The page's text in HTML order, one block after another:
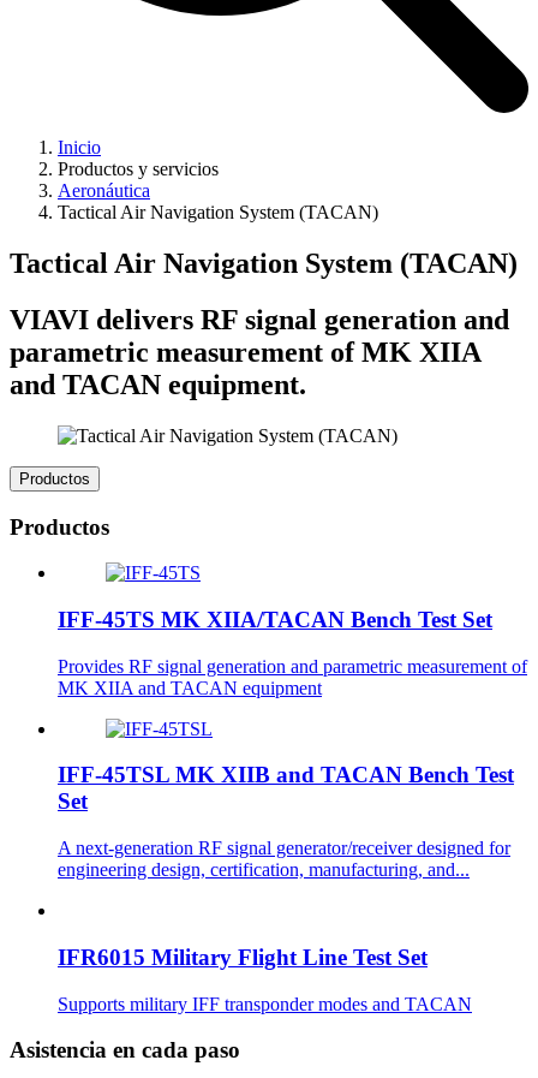
Inicio
Productos y servicios
Aeronáutica
Tactical Air Navigation System (TACAN)
Tactical Air Navigation System (TACAN)
VIAVI delivers RF signal generation and
parametric measurement of MK XIIA
and TACAN equipment.
Productos
Productos
IFF-45TS MK XIIA/TACAN Bench Test Set
Provides RF signal generation and parametric measurement of
MK XIIA and TACAN equipment
IFF-45TSL MK XIIB and TACAN Bench Test
Set
A next-generation RF signal generator/receiver designed for
engineering design, certification, manufacturing, and...
IFR6015 Military Flight Line Test Set
Supports military IFF transponder modes and TACAN
Asistencia en cada paso